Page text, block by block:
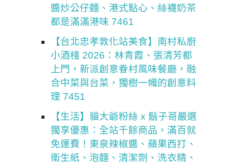
醬炒公仔麵、港式點心、絲襪奶茶
都是滿滿港味 7461
【台北忠孝敦化站美食】南村私廚
小酒棧 2026：林青霞、張清芳都
上門，新派創意眷村風味餐廳，融
合中菜與台菜，獨樹一幟的創意料
理 7451
【生活】貓大爺粉絲 x 鬍子哥嚴選
獨享優惠：全站千餘商品，滿百就
免運費！東泉辣椒醬、蘋果西打、
衛生紙、泡麵、清潔劑、洗衣精、